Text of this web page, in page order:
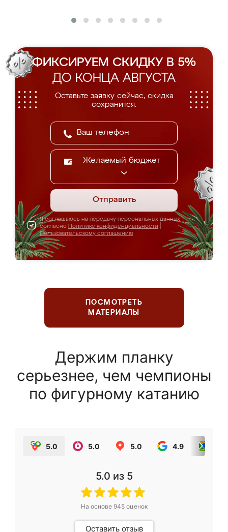
ФИКСИРУЕМ СКИДКУ В 5%
ДО КОНЦА АВГУСТА
Оставьте заявку сейчас, скидка
сохранится.
Желаемый бюджет
Отправить
Я соглашаюсь на передачу персональных данных
согласно Политике конфиденциальности
Пользовательскому соглашению
ПОСМОТРЕТЬ
МАТЕРИАЛЫ
Держим планку
серьезнее, чем чемпионы
по фигурному катанию
5.0 5.0 5.0 4.9
5.0 из 5
На основе 945оценок
Оставить отзыв